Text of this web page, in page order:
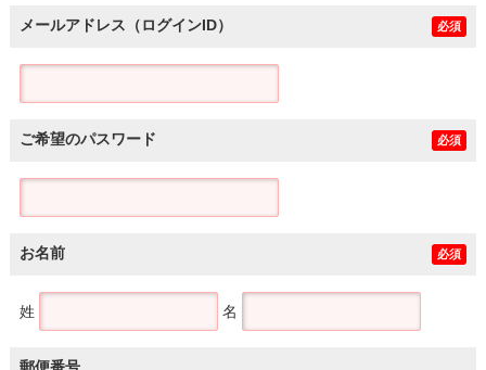
メールアドレス（ログインID） 必須
ご希望のパスワード 必須
お名前 必須
姓 名
郵便番号